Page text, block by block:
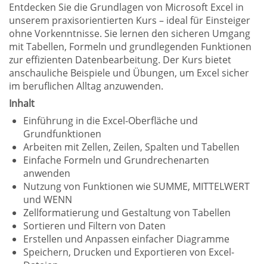
Entdecken Sie die Grundlagen von Microsoft Excel in
unserem praxisorientierten Kurs – ideal für Einsteiger
ohne Vorkenntnisse. Sie lernen den sicheren Umgang
mit Tabellen, Formeln und grundlegenden Funktionen
zur effizienten Datenbearbeitung. Der Kurs bietet
anschauliche Beispiele und Übungen, um Excel sicher
im beruflichen Alltag anzuwenden.
Inhalt
Einführung in die Excel-Oberfläche und
Grundfunktionen
Arbeiten mit Zellen, Zeilen, Spalten und Tabellen
Einfache Formeln und Grundrechenarten
anwenden
Nutzung von Funktionen wie SUMME, MITTELWERT
und WENN
Zellformatierung und Gestaltung von Tabellen
Sortieren und Filtern von Daten
Erstellen und Anpassen einfacher Diagramme
Speichern, Drucken und Exportieren von Excel-